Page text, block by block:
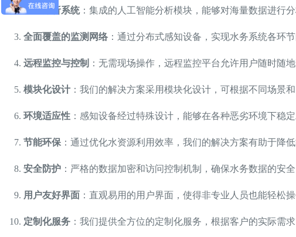
智能分析系统：集成的人工智能分析模块，能够对海量数据进行
全面覆盖的监测网络 ：通过分布式感知设备，实现水务系统各环
远程监控与控制 ：无需现场操作，远程监控平台允许用户随时随
模块化设计 ：我们的解决方案采用模块化设计，可根据不同场景
环境适应性 ：感知设备经过特殊设计，能够在各种恶劣环境下稳
节能环保 ：通过优化水资源利用效率，我们的解决方案有助于降
安全防护 ：严格的数据加密和访问控制机制，确保水务数据的安
用户友好界面 ：直观易用的用户界面，使得非专业人员也能轻松
定制化服务 ：我们提供全方位的定制化服务，根据客户的实际需